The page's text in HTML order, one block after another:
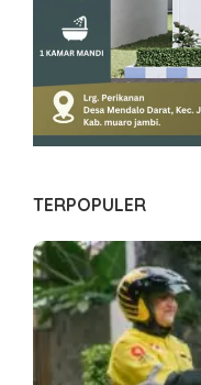
TERPOPULER